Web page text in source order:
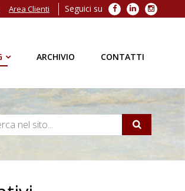
Seguici su Facebook
LinkedIn
Area Clienti
ARCHIVIO CONTATTI